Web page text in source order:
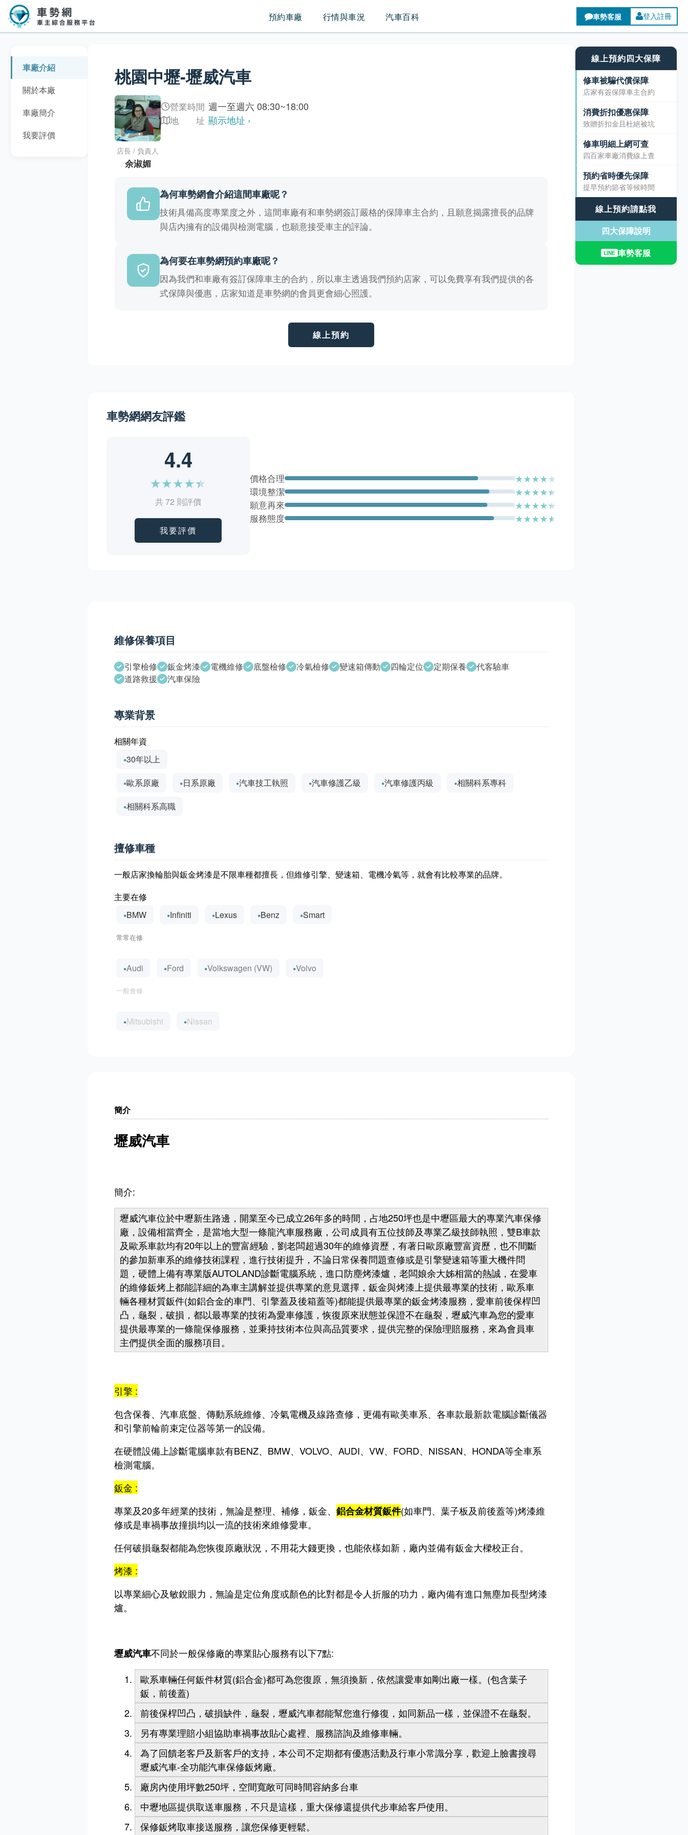
登入註冊
預約車廠 行情與車況 汽車百科
桃園中壢-壢威汽車
店長 / 負責人
余淑媚
營業時間 週一至週六 08:30~18:00
地 址 顯示地址 ›
為何車勢網會介紹這間車廠呢？
技術具備高度專業度之外，這間車廠有和車勢網簽訂嚴格的保障車主合約，且願意揭露擅長的品牌
與店內擁有的設備與檢測電腦，也願意接受車主的評論。
為何要在車勢網預約車廠呢？
因為我們和車廠有簽訂保障車主的合約，所以車主透過我們預約店家，可以免費享有我們提供的各
式保障與優惠，店家知道是車勢網的會員更會細心照護。
線上預約
車勢網網友評鑑
4.4
★★★★★
共 72 則評價
我要評價
價格合理 ★★★★★
環境整潔 ★★★★★
願意再來 ★★★★★
服務態度 ★★★★★
維修保養項目
引擎檢修 鈑金烤漆 電機維修 底盤檢修 冷氣檢修 變速箱傳動 四輪定位 定期保養
代客驗車
道路救援
汽車保險
專業背景
相關年資
30年以上
歐系原廠
日系原廠 汽車技工執照 汽車修護乙級 汽車修護丙級
相關科系專科
相關科系高職
擅修車種
一般店家換輪胎與鈑金烤漆是不限車種都擅長，但維修引擎、變速箱、電機冷氣等，就會有比較專業的品牌。
主要在修
BMW
Infiniti Lexus Benz Smart
常常在修
Audi Ford Volkswagen (VW) Volvo
一般會修
Mitsubishi Nissan
簡介
壢威汽車
簡介:
壢威汽車位於中壢新生路邊，開業至今已成立26年多的時間，占地250坪也是中壢區最大的專業汽車保修
廠，設備相當齊全，是當地大型一條龍汽車服務廠，公司成員有五位技師及專業乙級技師執照，雙B車款
及歐系車款均有20年以上的豐富經驗，劉老闆超過30年的維修資歷，有著日歐原廠豐富資歷，也不間斷
的參加新車系的維修技術課程，進行技術提升，不論日常保養問題查修或是引擎變速箱等重大機件問
題，硬體上備有專業版AUTOLAND診斷電腦系統，進口防塵烤漆爐，老闆娘余大姊相當的熱誠，在愛車
的維修鈑烤上都能詳細的為車主講解並提供專業的意見選擇，鈑金與烤漆上提供最專業的技術，歐系車
輛各種材質鈑件(如鋁合金的車門、引擎蓋及後箱蓋等)都能提供最專業的鈑金烤漆服務，愛車前後保桿凹
凸，龜裂，破損，都以最專業的技術為愛車修護，恢復原來狀態並保證不在龜裂，壢威汽車為您的愛車
提供最專業的一條龍保修服務，並秉持技術本位與高品質要求，提供完整的保險理賠服務，來為會員車
主們提供全面的服務項目。
引擎 :
包含保養、汽車底盤、傳動系統維修、冷氣電機及線路查修，更備有歐美車系、各車款最新款電腦診斷儀器
和引擎前輪前束定位器等第一的設備。
在硬體設備上診斷電腦車款有BENZ、BMW、VOLVO、AUDI、VW、FORD、NISSAN、HONDA等全車系
檢測電腦。
鈑金 :
專業及20多年經業的技術，無論是整理、補修，鈑金、鋁合金材質鈑件(如車門、葉子板及前後蓋等)烤漆維
修或是車禍事故撞損均以一流的技術來維修愛車。
任何破損龜裂都能為您恢復原廠狀況，不用花大錢更換，也能依樣如新，廠內並備有鈑金大樑校正台。
烤漆 :
以專業細心及敏銳眼力，無論是定位角度或顏色的比對都是令人折服的功力，廠內備有進口無塵加長型烤漆
爐。
壢威汽車不同於一般保修廠的專業貼心服務有以下7點:
歐系車輛任何鈑件材質(鋁合金)都可為您復原，無須換新，依然讓愛車如剛出廠一樣。(包含葉子
鈑，前後蓋)
前後保桿凹凸，破損缺件，龜裂，壢威汽車都能幫您進行修復，如同新品一樣，並保證不在龜裂。
另有專業理賠小組協助車禍事故貼心處裡、服務諮詢及維修車輛。
為了回饋老客戶及新客戶的支持，本公司不定期都有優惠活動及行車小常識分享，歡迎上臉書搜尋
壢威汽車-全功能汽車保修鈑烤廠。
廠房內使用坪數250坪，空間寬敞可同時間容納多台車
中壢地區提供取送車服務，不只是這樣，重大保修還提供代步車給客戶使用。
保修鈑烤取車接送服務，讓您保修更輕鬆。
線上預約四大保障
修車被騙代償保障
店家有簽保障車主合約
消費折扣優惠保障
致贈折扣金且杜絕被坑
修車明細上網可查
四百家車廠消費線上查
預約省時優先保障
提早預約節省等候時間
線上預約請點我
四大保障說明
LINE 車勢客服